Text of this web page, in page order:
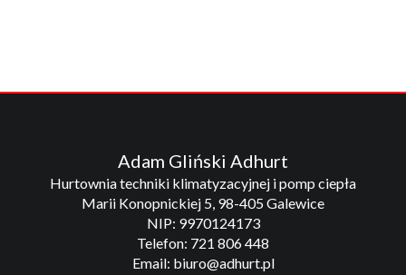
Adam Gliński Adhurt
Hurtownia techniki klimatyzacyjnej i pomp ciepła
Marii Konopnickiej 5, 98-405 Galewice
NIP: 9970124173
Telefon: 721 806 448
Email: biuro@adhurt.pl